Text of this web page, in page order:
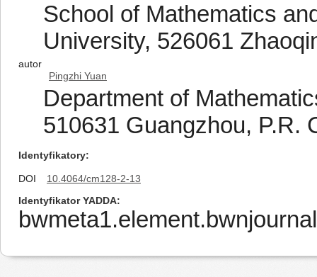
School of Mathematics
University, 526061
autor
Pingzhi Yuan
Department of
510631 Guangzhou, P.R.
Identyfikatory
DOI
10.4064/cm128-2-13
Identyfikator YADDA